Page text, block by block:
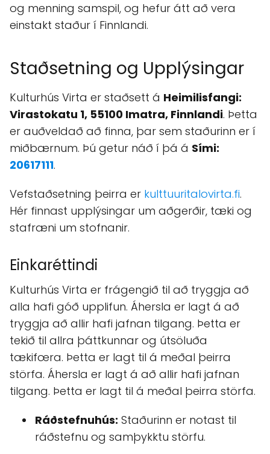
og menning samspil, og hefur átt að vera
einstakt staður í Finnlandi.
Staðsetning og Upplýsingar
Kulturhús Virta er staðsett á Heimilisfangi:
Virastokatu 1, 55100 Imatra, Finnlandi. Þetta
er auðveldað að finna, þar sem staðurinn er í
miðbærnum. Þú getur náð í þá á Sími:
20617111.
Vefstaðsetning þeirra er kulttuuritalovirta.fi.
Hér finnast upplýsingar um aðgerðir, tæki og
stafræni um stofnanir.
Einkaréttindi
Kulturhús Virta er frágengið til að tryggja að
alla hafi góð upplifun. Áhersla er lagt á að
tryggja að allir hafi jafnan tilgang. Þetta er
tekið til allra þáttkunnar og útsöluða
tækifœra. Þetta er lagt til á meðal þeirra
störfa. Áhersla er lagt á að allir hafi jafnan
tilgang. Þetta er lagt til á meðal þeirra störfa.
Ráðstefnuhús: Staðurinn er notast til
ráðstefnu og samþykktu störfu.